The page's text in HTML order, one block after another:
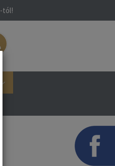
-tól!